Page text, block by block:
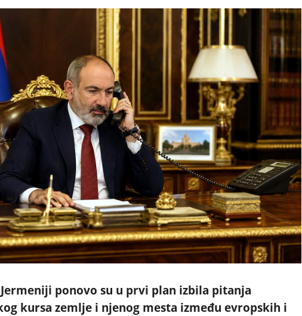
ponovo su u prvi plan izbila pitanja
kursa zemlje i njenog mesta između evropskih i